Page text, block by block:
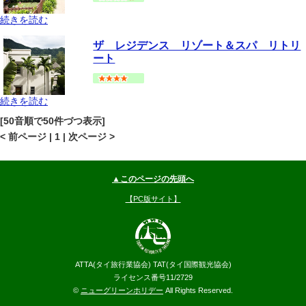
-- 円～
続きを読む
ザ レジデンス リゾート＆スパ リトリ
ート
続きを読む
[50音順で50件づつ表示]
< 前ページ | 1 | 次ページ >
▲このページの先頭へ
【PC版サイト】
ATTA(タイ旅行業協会) TAT(タイ国際観光協会)
ライセンス番号11/2729
© ニューグリーンホリデー All Rights Reserved.